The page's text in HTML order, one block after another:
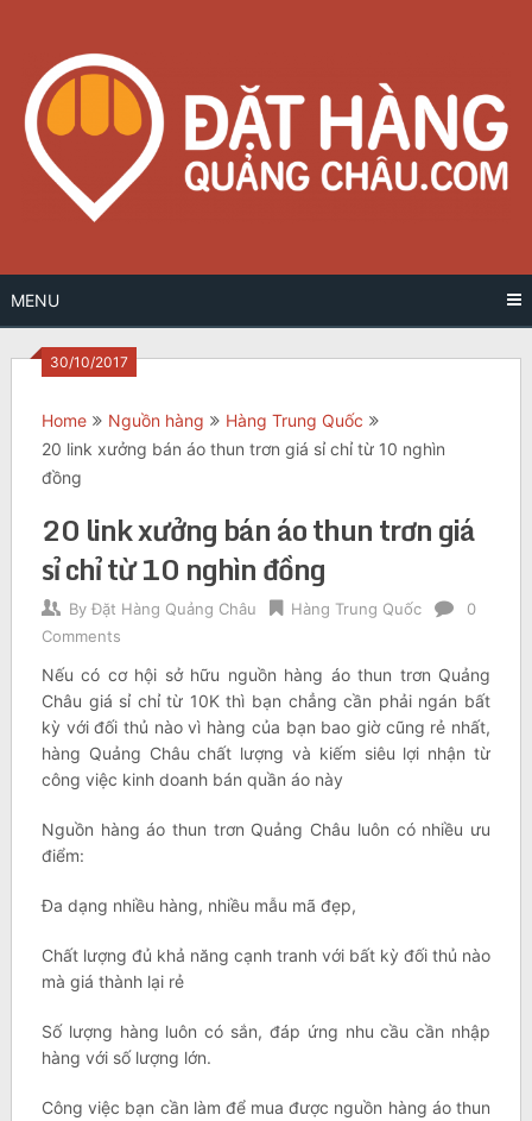
content
MENU
30/10/2017
Home Nguồn hàng
Hàng Trung Quốc
20 link xưởng bán áo thun trơn giá sỉ chỉ từ 10 nghìn
đồng
20 link xưởng bán áo thun trơn giá
sỉ chỉ từ 10 nghìn đồng
By Đặt Hàng Quảng Châu Hàng Trung Quốc
0
Comments
Nếu có cơ hội sở hữu nguồn hàng áo thun trơn Quảng
Châu giá sỉ chỉ từ 10K thì bạn chẳng cần phải ngán bất
kỳ với đối thủ nào vì hàng của bạn bao giờ cũng rẻ nhất,
hàng Quảng Châu chất lượng và kiếm siêu lợi nhận từ
công việc kinh doanh bán quần áo này
Nguồn hàng áo thun trơn Quảng Châu luôn có nhiều ưu
điểm:
Đa dạng nhiều hàng, nhiều mẫu mã đẹp,
Chất lượng đủ khả năng cạnh tranh với bất kỳ đối thủ nào
mà giá thành lại rẻ
Số lượng hàng luôn có sắn, đáp ứng nhu cầu cần nhập
hàng với số lượng lớn.
Công việc bạn cần làm để mua được nguồn hàng áo thun